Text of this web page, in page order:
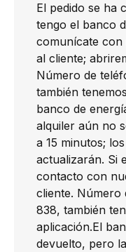
El pedido se ha
tengo el banco
comunícate con
al cliente;
Número de
también
banco de
alquiler aún no
a 15 minutos;
actualizarán. Si
contacto con
cliente.
838, también
aplicación.El
devuelto, pero